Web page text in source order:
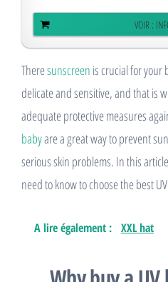
VOIR :
Theresunscreen is crucial for your
delicate and sensitive, and that is
adequate protective measures
babyare a great way to prevent
serious skin problems. In this
need to know to choose the best
A lire également : XXL hat